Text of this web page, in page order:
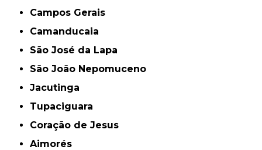
Campos Gerais
Camanducaia
São José da Lapa
São João Nepomuceno
Jacutinga
Tupaciguara
Coração de Jesus
Aimorés